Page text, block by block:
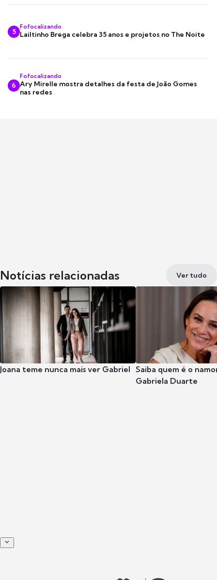
5
Fofocalizando
Lailtinho Brega celebra 35 anos e projetos no The Noite
6
Fofocalizando
Ary Mirelle mostra detalhes da festa de João Gomes
nas redes
Notícias relacionadas Ver tudo
Joana teme nunca mais ver Gabriel Saiba quem é o
Gabriela Duarte